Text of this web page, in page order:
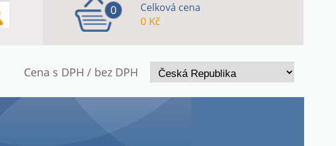
0 Celková cena
0 Kč
Cena s DPH / bez DPH